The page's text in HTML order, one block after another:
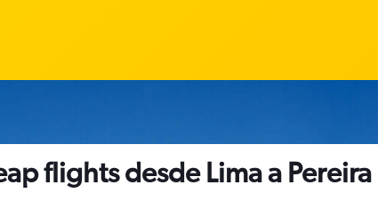
flights desde Lima a Pereira